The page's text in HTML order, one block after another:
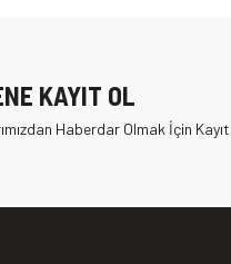
KAYIT OL
Haberdar Olmak İçin